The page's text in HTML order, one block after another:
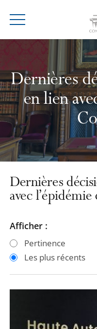
Menu
Dernières
en lien
Dernières
avec
Passer
les
filtres
Passer
les
filtres
Afficher :
Pertinence
Les plus récents
patrimoine